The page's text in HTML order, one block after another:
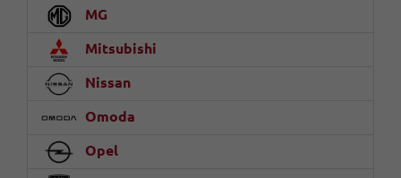
MG
Mitsubishi
Nissan
Omoda
Opel